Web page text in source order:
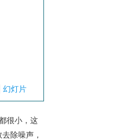
幻灯片
很小，这
除噪声，